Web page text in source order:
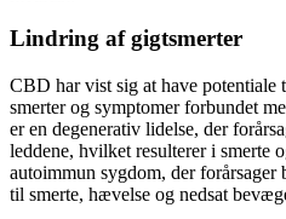
Lindring af gigtsmerter
CBD har vist sig at have
smerter og symptomer forbundet
er en degenerativ lidelse, der
leddene, hvilket resulterer i smerte
autoimmun sygdom, der
til smerte, hævelse og nedsat